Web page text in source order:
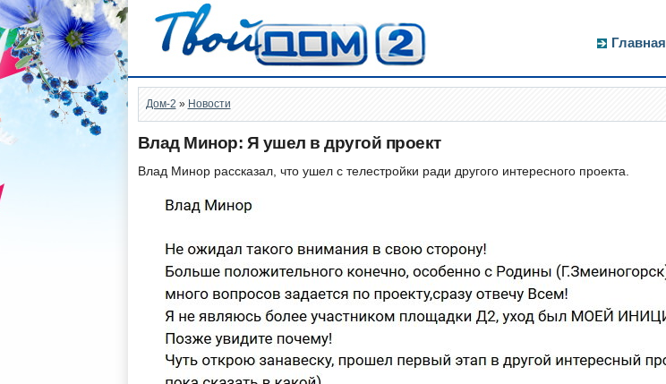
Главная
Дом-2 » Новости
Влад Минор: Я ушел в другой проект
Влад Минор рассказал, что ушел с телестройки ради другого интересного проекта.